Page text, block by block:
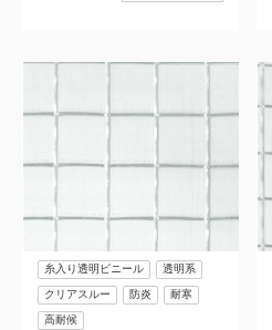
糸入り透明ビニール 透明系
クリアスルー 防炎 耐寒
高耐候